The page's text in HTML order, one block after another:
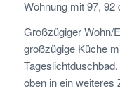
Wohnung mit 97, 92
Großzügiger Wohn/
großzügige Küche
oben in ein weiteres